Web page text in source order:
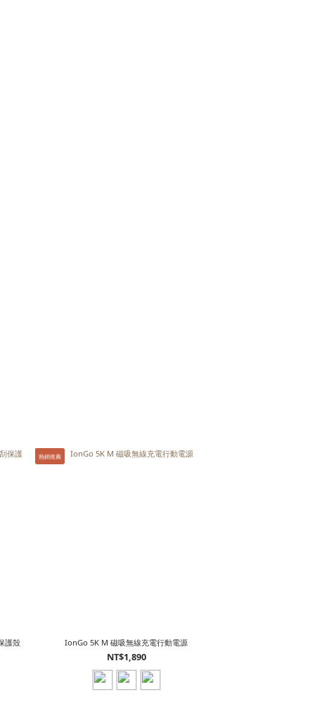
護殼
熱銷推薦
IonGo 5K M 磁吸無線充電行動電源
NT$1,890